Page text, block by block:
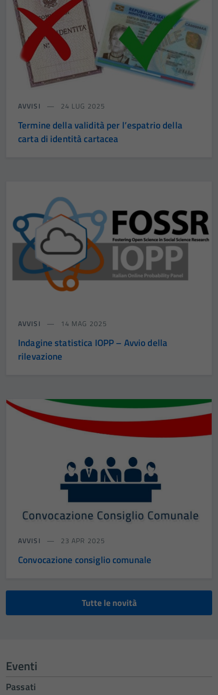
AVVISI 24 LUG 2025
Termine della validità per l’espatrio della
carta di identità cartacea
AVVISI 14 MAG 2025
Indagine statistica IOPP – Avvio della
rilevazione
AVVISI 23 APR 2025
Convocazione consiglio comunale
Tutte le novità
Eventi
Passati